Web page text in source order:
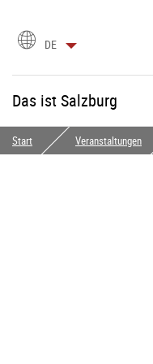
Sprachauswahl
DE
Das ist Salzburg
Start Veranstaltungen